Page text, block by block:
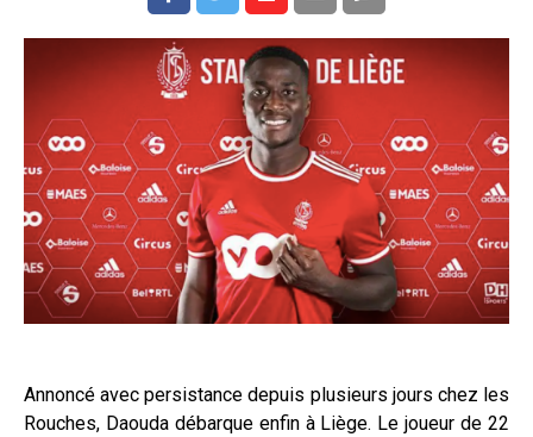
Annoncé avec persistance depuis plusieurs jours chez les
Rouches, Daouda débarque enfin à Liège. Le joueur de 22